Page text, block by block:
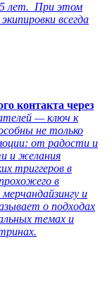
лет. При этом
всегда
контакта через
— ключ к
не только
от радости и
и желания
триггеров в
в
и
о подходах
темах и